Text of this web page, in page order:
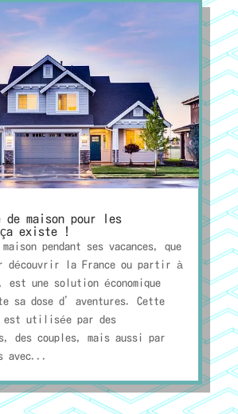
de maison pour les
ça existe !
maison pendant ses vacances, que
découvrir la France ou partir à
est une solution économique
sa dose d’aventures. Cette
utilisée par des
des couples, mais aussi par
avec...